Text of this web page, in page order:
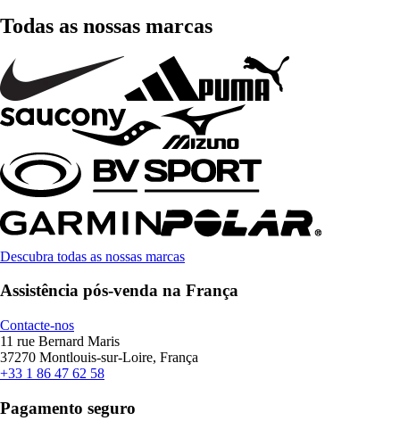
Todas as nossas marcas
Descubra todas as nossas marcas
Assistência pós-venda na França
Contacte-nos
11 rue Bernard Maris
37270 Montlouis-sur-Loire, França
+33 1 86 47 62 58
Pagamento seguro